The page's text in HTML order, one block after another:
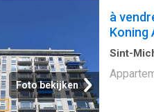
propres,
local à
un
Foto bekijken
à
Koning
Sint-